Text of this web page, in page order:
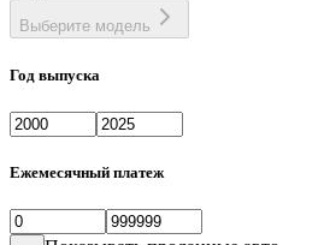
Выберите модель
Год выпуска
Ежемесячный платеж